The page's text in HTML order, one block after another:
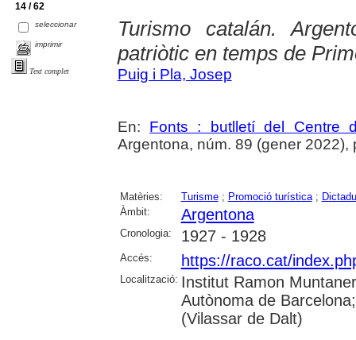
14 / 62
seleccionar
imprimir
Text complet
Turismo catalán.
patriòtic en temps de
Puig i Pla, Josep
En: Fonts : butlletí del Centre
Argentona, núm. 89 (gener 2022),
Matèries: Turisme; Promoció turística;
Àmbit:
Argentona
Cronologia: 1927 - 1928
Accés: https://raco.cat/
Localització: Institut Ramon
Autònoma de
(Vilassar de Dalt)